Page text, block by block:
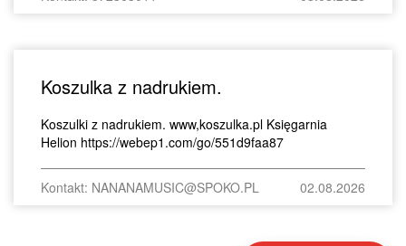
Koszulka z nadrukiem.
Koszulki z nadrukiem. www,koszulka.pl Księgarnia
Helion https://webep1.com/go/551d9faa87
Kontakt: NANANAMUSIC@SPOKO.PL 02.08.2026